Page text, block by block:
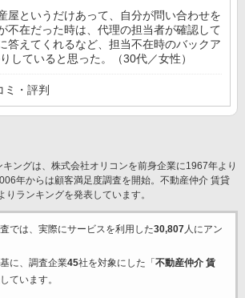
屋というだけあって、自分が問い合わせを
不在だった時は、代理の担当者が確認して
答えてくれるなど、担当不在時のバックア
していると思った。（30代／女性）
ミ・評判
キングは、株式会社オリコンを前身企業に1967年より
年からは顧客満足度調査を開始。不動産仲介 賃貸
りランキングを発表しています。
では、実際にサービスを利用した30,807人にアン
に、調査企業45社を対象にした「 不動産仲介 賃
ています。